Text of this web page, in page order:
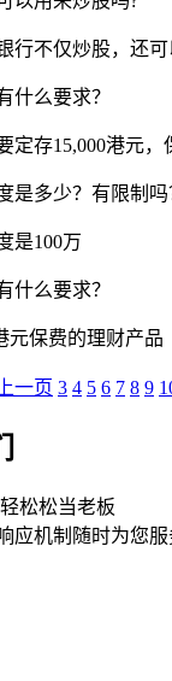
行不仅炒股，还
什么要求？
定存15,000港元，
是多少？有限制吗
是100万
什么要求？
元保费的理财产品
一页 3 4 5 6 7 8 9
松松当老板
应机制随时为您服